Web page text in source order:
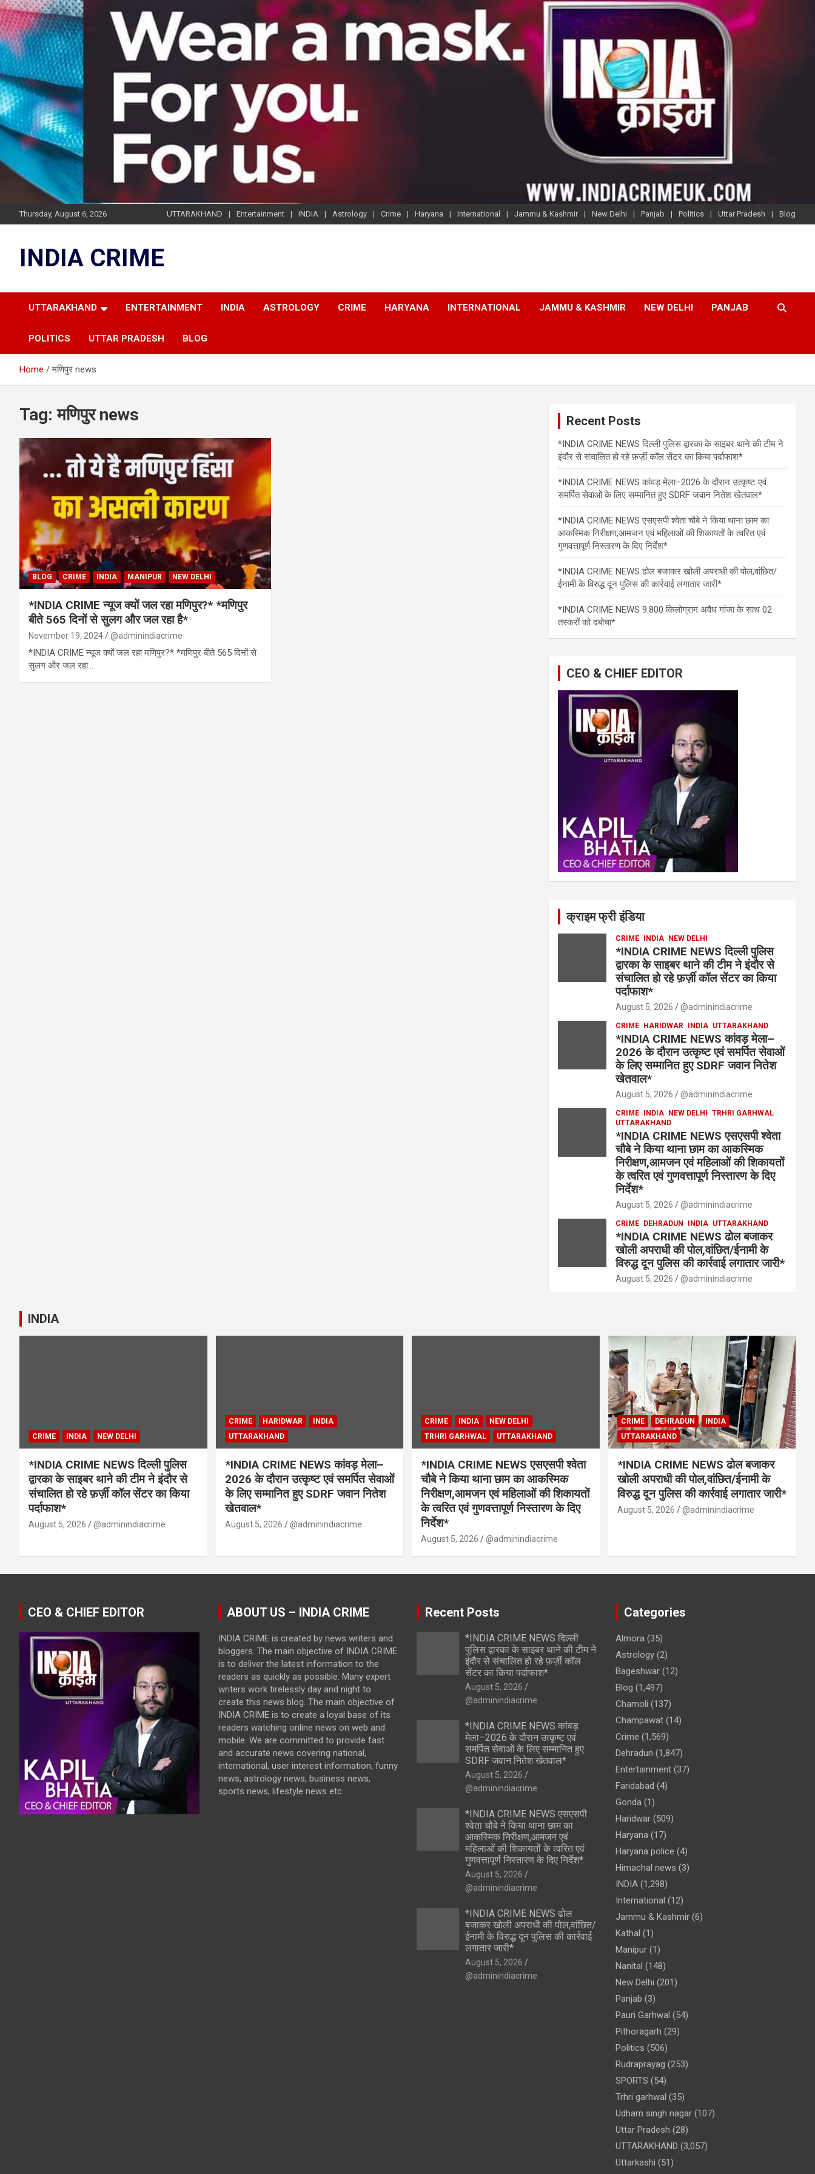
Skip
to
content
Thursday, August 6, 2026 UTTARAKHAND Entertainment INDIA Astrology Crime Haryana International Jammu & Kashmir New Delhi Panjab Politics Uttar Pradesh Blog
INDIA CRIME
UTTARAKHAND ENTERTAINMENT INDIA ASTROLOGY CRIME HARYANA INTERNATIONAL JAMMU & KASHMIR NEW DELHI PANJAB
POLITICS UTTAR PRADESH BLOG
Home मणिपुर news
Tag:मणिपुर news
BLOG CRIME INDIA MANIPUR NEW DELHI
*INDIA CRIME न्यूज क्यों जल रहा मणिपुर?* *मणिपुर
बीते 565 दिनों से सुलग और जल रहा है*
November 19, 2024 @adminindiacrime
*INDIA CRIME न्यूज क्यों जल रहा मणिपुर?* *मणिपुर बीते 565 दिनों से
सुलग और जल रहा…
Recent Posts
*INDIA CRIME NEWS दिल्ली पुलिस द्वारका के साइबर थाने की टीम ने
इंदौर से संचालित हो रहे फ़र्ज़ी कॉल सेंटर का किया पर्दाफाश*
*INDIA CRIME NEWS कांवड़ मेला–2026 के दौरान उत्कृष्ट एवं
समर्पित सेवाओं के लिए सम्मानित हुए SDRF जवान नितेश खेतवाल*
*INDIA CRIME NEWS एसएसपी श्वेता चौबे ने किया थाना छाम का
आकस्मिक निरीक्षण,आमजन एवं महिलाओं की शिकायतों के त्वरित एवं
गुणवत्तापूर्ण निस्तारण के दिए निर्देश*
*INDIA CRIME NEWS ढोल बजाकर खोली अपराधी की पोल,वांछित/
ईनामी के विरुद्ध दून पुलिस की कार्रवाई लगातार जारी*
*INDIA CRIME NEWS 9.800 किलोग्राम अवैध गांजा के साथ 02
तस्करों को दबोचा*
CEO & CHIEF EDITOR
क्राइम फ्री इंडिया
CRIME INDIA NEW DELHI
*INDIA CRIME NEWS दिल्ली पुलिस
द्वारका के साइबर थाने की टीम ने इंदौर से
संचालित हो रहे फ़र्ज़ी कॉल सेंटर का किया
पर्दाफाश*
August 5, 2026 @adminindiacrime
CRIME HARIDWAR INDIA UTTARAKHAND
*INDIA CRIME NEWS कांवड़ मेला–
2026 के दौरान उत्कृष्ट एवं समर्पित सेवाओं
के लिए सम्मानित हुए SDRF जवान नितेश
खेतवाल*
August 5, 2026 @adminindiacrime
CRIME INDIA NEW DELHI
TRHRI GARHWAL
UTTARAKHAND
*INDIA CRIME NEWS एसएसपी श्वेता
चौबे ने किया थाना छाम का आकस्मिक
निरीक्षण,आमजन एवं महिलाओं की शिकायतों
के त्वरित एवं गुणवत्तापूर्ण निस्तारण के दिए
निर्देश*
August 5, 2026 @adminindiacrime
CRIME DEHRADUN INDIA UTTARAKHAND
*INDIA CRIME NEWS ढोल बजाकर
खोली अपराधी की पोल,वांछित/ईनामी के
विरुद्ध दून पुलिस की कार्रवाई लगातार जारी*
August 5, 2026 @adminindiacrime
INDIA
CRIME INDIA NEW DELHI
*INDIA CRIME NEWS दिल्ली पुलिस
द्वारका के साइबर थाने की टीम ने इंदौर से
संचालित हो रहे फ़र्ज़ी कॉल सेंटर का किया
पर्दाफाश*
August 5, 2026 @adminindiacrime
CRIME HARIDWAR
INDIA
UTTARAKHAND
*INDIA CRIME NEWS कांवड़ मेला–
2026 के दौरान उत्कृष्ट एवं समर्पित सेवाओं
के लिए सम्मानित हुए SDRF जवान नितेश
खेतवाल*
August 5, 2026 @adminindiacrime
CRIME INDIA
NEW DELHI
TRHRI GARHWAL
UTTARAKHAND
*INDIA CRIME NEWS एसएसपी श्वेता
चौबे ने किया थाना छाम का आकस्मिक
निरीक्षण,आमजन एवं महिलाओं की शिकायतों
के त्वरित एवं गुणवत्तापूर्ण निस्तारण के दिए
निर्देश*
August 5, 2026 @adminindiacrime
CRIME DEHRADUN
INDIA
UTTARAKHAND
*INDIA CRIME NEWS ढोल बजाकर
खोली अपराधी की पोल,वांछित/ईनामी के
विरुद्ध दून पुलिस की कार्रवाई लगातार जारी*
August 5, 2026 @adminindiacrime
CEO & CHIEF EDITOR ABOUT US – INDIA CRIME
INDIA CRIME is created by news writers and
bloggers. The main objective of INDIA CRIME
is to deliver the latest information to the
readers as quickly as possible. Many expert
writers work tirelessly day and night to
create this news blog. The main objective of
INDIA CRIME is to create a loyal base of its
readers watching online news on web and
mobile. We are committed to provide fast
and accurate news covering national,
international, user interest information, funny
news, astrology news, business news,
sports news, lifestyle news etc.
Recent Posts
*INDIA CRIME NEWS दिल्ली
पुलिस द्वारका के साइबर थाने की टीम ने
इंदौर से संचालित हो रहे फ़र्ज़ी कॉल
सेंटर का किया पर्दाफाश*
August 5, 2026
@adminindiacrime
*INDIA CRIME NEWS कांवड़
मेला–2026 के दौरान उत्कृष्ट एवं
समर्पित सेवाओं के लिए सम्मानित हुए
SDRF जवान नितेश खेतवाल*
August 5, 2026
@adminindiacrime
*INDIA CRIME NEWS एसएसपी
श्वेता चौबे ने किया थाना छाम का
आकस्मिक निरीक्षण,आमजन एवं
महिलाओं की शिकायतों के त्वरित एवं
गुणवत्तापूर्ण निस्तारण के दिए निर्देश*
August 5, 2026
@adminindiacrime
*INDIA CRIME NEWS ढोल
बजाकर खोली अपराधी की पोल,वांछित/
ईनामी के विरुद्ध दून पुलिस की कार्रवाई
लगातार जारी*
August 5, 2026
@adminindiacrime
Categories
Almora(35)
Astrology(2)
Bageshwar(12)
Blog (1,497)
Chamoli (137)
Champawat(14)
Crime (1,569)
Dehradun (1,847)
Entertainment(37)
Faridabad (4)
Gonda(1)
Haridwar(509)
Haryana(17)
Haryana police (4)
Himachal news (3)
INDIA(1,298)
International (12)
Jammu & Kashmir(6)
Kathal (1)
Manipur(1)
Nanital (148)
New Delhi (201)
Panjab (3)
Pauri Garhwal (54)
Pithoragarh (29)
Politics (506)
Rudraprayag (253)
SPORTS (54)
Trhri garhwal (35)
Udham singh nagar(107)
Uttar Pradesh (28)
UTTARAKHAND (3,057)
Uttarkashi (51)